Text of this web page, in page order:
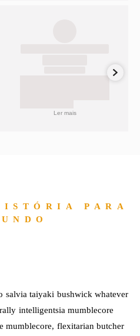
Ler mais
PARA
salvia taiyaki bushwick whatever
intelligentsia mumblecore
mumblecore, flexitarian butcher